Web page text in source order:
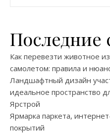
Последние
Как перевезти животное
самолетом: правила и
Ландшафтный дизайн
идеальное пространство
Ярстрой
Ярмарка паркета,
покрытий